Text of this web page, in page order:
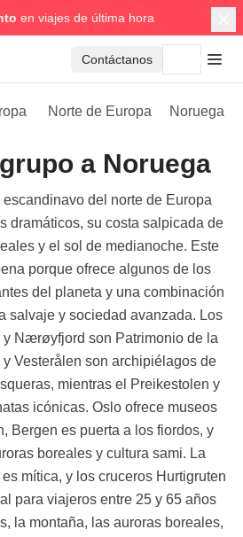
en viajes de última hora
Contáctanos
Norte de Europa Noruega
a Noruega
del norte de Europa
dramáticos, su costa salpicada de
y el sol de medianoche. Este
porque ofrece algunos de los
del planeta y una combinación
salvaje y sociedad avanzada. Los
y Nærøyfjord son Patrimonio de la
Vesterålen son archipiélagos de
mientras el Preikestolen y
icónicas. Oslo ofrece museos
Bergen es puerta a los fiordos, y
boreales y cultura sami. La
mítica, y los cruceros Hurtigruten
para viajeros entre 25 y 65 años
la montaña, las auroras boreales,